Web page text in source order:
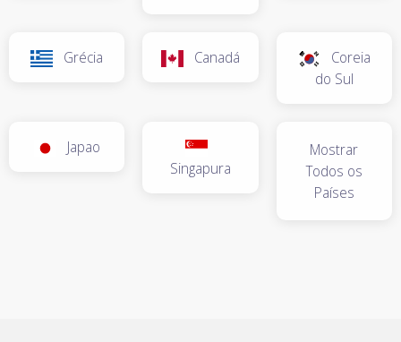
Grécia Canadá
Coreia
do Sul
Japao
Singapura
Mostrar
Todos os
Países